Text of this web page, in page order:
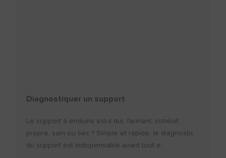
Diagnostiquer un support
Le support à enduire est-il dur, farinant, cohésif,
propre, sain ou sec ? Simple et rapide, le diagnostic
du support est indispensable avant tout e...